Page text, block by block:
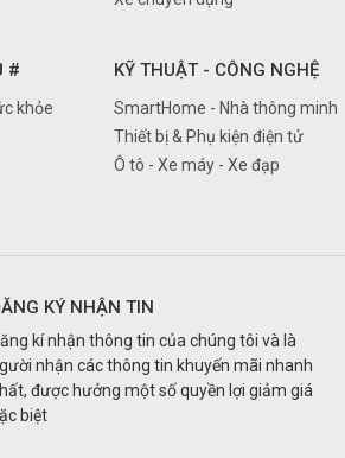
#
khỏe
KỸ THUẬT - CÔNG NGHỆ
SmartHome - Nhà thông minh
Thiết bị & Phụ kiện điện tử
Ô tô - Xe máy - Xe đạp
KÝ NHẬN TIN
kí nhận thông tin của chúng tôi và là
nhận các thông tin khuyến mãi nhanh
được hưởng một số quyền lợi giảm giá
biệt